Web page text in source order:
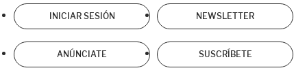
INICIAR SESIÓN NEWSLETTER
ANÚNCIATE SUSCRÍBETE